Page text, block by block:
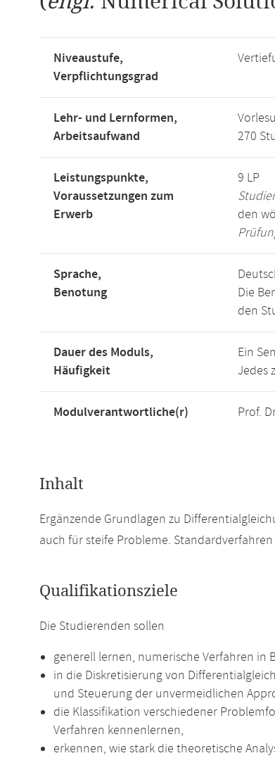
Niveaustufe,
Verpflichtungsgrad
Lehr- und Lernformen,
Arbeitsaufwand
270
Leistungspunkte,
Voraussetzungen zum
Erwerb
9 LP
den
Sprache,
Benotung
Die
den
Dauer des Moduls,
Häufigkeit
Ein
Jedes
Modulverantwortliche(r) Prof.
Inhalt
Ergänzende Grundlagen zu
auch für steife Probleme.
Qualifikationsziele
Die Studierenden sollen
generell lernen, numerische Verfahren in
in die Diskretisierung von
und Steuerung der unvermeidlichen
die Klassifikation verschiedener
Verfahren kennenlernen,
erkennen, wie stark die theoretische